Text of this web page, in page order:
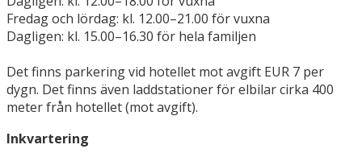
Fredag och lördag: kl. 12.00–21.00 för vuxna
Dagligen: kl. 15.00–16.30 för hela familjen
Det finns parkering vid hotellet mot avgift EUR 7 per
dygn. Det finns även laddstationer för elbilar cirka 400
meter från hotellet (mot avgift).
Inkvartering